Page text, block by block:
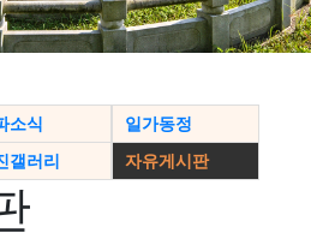
소식
일가동정
갤러리 자유게시판